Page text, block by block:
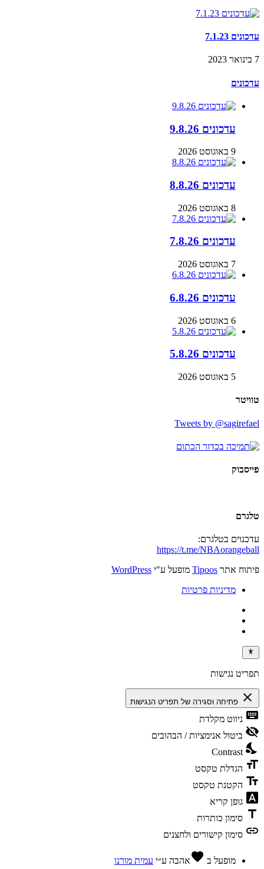
עדכונים 7.1.23
7 בינואר 2023
עדכונים
עדכונים 9.8.26
9 באוגוסט 2026
עדכונים 8.8.26
8 באוגוסט 2026
עדכונים 7.8.26
7 באוגוסט 2026
עדכונים 6.8.26
6 באוגוסט 2026
עדכונים 5.8.26
5 באוגוסט 2026
טוויטר
Tweets by @sagirefael
פייסבוק
טלגרם
עדכנוים בטלגרם:
https://t.me/NBAorangeball
פיתוח אתר Tipoos מופעל ע"י WordPress
מדיניות פרטיות
תפריט נגישות
close פתיחה וסגירה של תפריט הנגישות
keyboard ניווט מקלדת
visibility_off ביטול אנימציות / הבהובים
nights_stay
Contrast
format_size הגדלת טקסט
text_fields הקטנת טקסט
font_download גופן קריא
title סימון כותרות
link סימון קישורים ולחצנים
מופעל ב favoriteאהבה ע״י עמית מורנו